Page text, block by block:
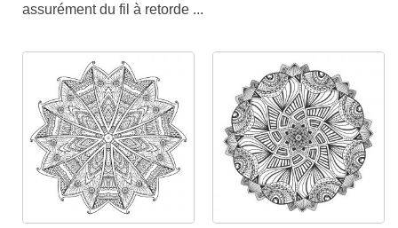
assurément du fil à retorde ...